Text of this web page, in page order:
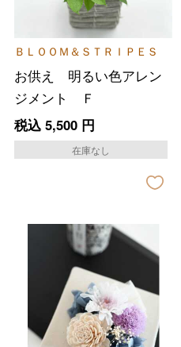
ＢＬＯＯＭ＆ＳＴＲＩＰＥＳ
お供え 明るい色アレン
ジメント Ｆ
税込 5,500円
在庫なし